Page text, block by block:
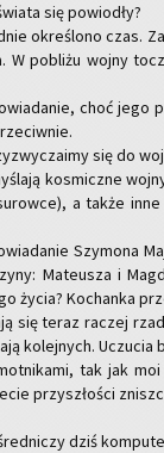
się po­wio­dły?
okre­ślo­no czas.
W po­bli­żu wojny
choć jego
się do
ko­smicz­ne
a także
Szy­mo­na
Ma­te­usza i
życia? Ko­chan­ka
się teraz ra­czej
ko­lej­nych. Uczu­cia
tak jak
przy­szło­ści
dziś